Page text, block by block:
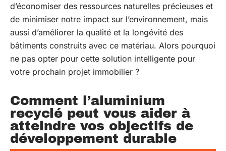
d’économiser des ressources naturelles précieuses et
de minimiser notre impact sur l’environnement, mais
aussi d’améliorer la qualité et la longévité des
bâtiments construits avec ce matériau. Alors pourquoi
ne pas opter pour cette solution intelligente pour
votre prochain projet immobilier ?
Comment l’aluminium
recyclé peut vous aider à
atteindre vos objectifs de
développement durable